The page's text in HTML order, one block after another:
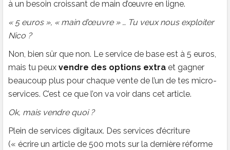
à un besoin croissant de main d’œuvre en ligne.
« 5 euros », « main d’œuvre » … Tu veux nous exploiter
Nico ?
Non, bien sûr que non. Le service de base est à 5 euros,
mais tu peux vendre des options extra et gagner
beaucoup plus pour chaque vente de l’un de tes micro-
services. C’est ce que l’on va voir dans cet article.
Ok, mais vendre quoi ?
Plein de services digitaux. Des services d’écriture
(« écrire un article de 500 mots sur la dernière réforme